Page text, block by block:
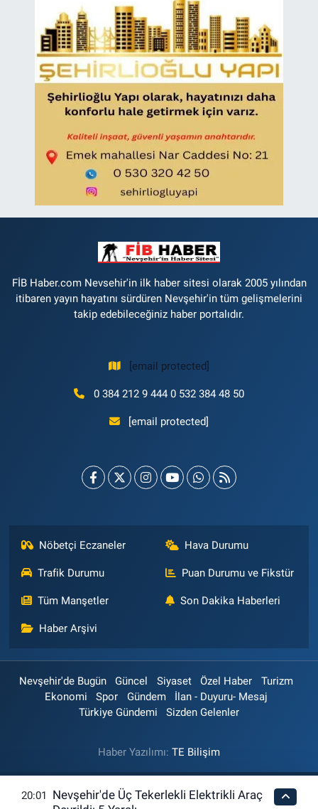
FİB Haber.com Nevsehir'in ilk haber sitesi olarak 2005 yılından
itibaren yayın hayatını sürdüren Nevşehir'in tüm gelişmelerini
takip edebileceğiniz haber portalıdır.
[email protected]
0 384 212 9 444 0 532 384 48 50
[email protected]
Nöbetçi Eczaneler Hava Durumu
Trafik Durumu Puan Durumu ve Fikstür
Tüm Manşetler Son Dakika Haberleri
Haber Arşivi
Nevşehir'de Bugün Güncel Siyaset Özel Haber
Turizm
Ekonomi
Spor Gündem
İlan - Duyuru- Mesaj
Türkiye Gündemi
Sizden Gelenler
Haber Yazılımı: TE Bilişim
20:01
Nevşehir'de Üç Tekerlekli Elektrikli Araç